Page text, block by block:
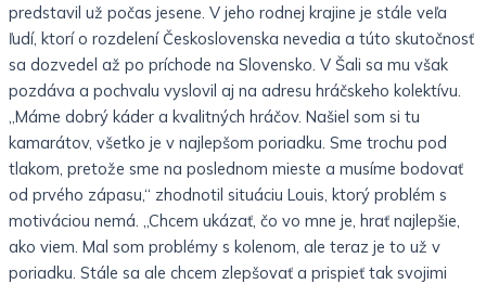
predstavil už počas jesene. V jeho rodnej krajine je stále veľa
ľudí, ktorí o rozdelení Československa nevedia a túto skutočnosť
sa dozvedel až po príchode na Slovensko. V Šali sa mu však
pozdáva a pochvalu vyslovil aj na adresu hráčskeho kolektívu.
„Máme dobrý káder a kvalitných hráčov. Našiel som si tu
kamarátov, všetko je v najlepšom poriadku. Sme trochu pod
tlakom, pretože sme na poslednom mieste a musíme bodovať
od prvého zápasu,“ zhodnotil situáciu Louis, ktorý problém s
motiváciou nemá. „Chcem ukázať, čo vo mne je, hrať najlepšie,
ako viem. Mal som problémy s kolenom, ale teraz je to už v
poriadku. Stále sa ale chcem zlepšovať a prispieť tak svojimi